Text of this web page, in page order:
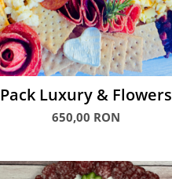
Pack Luxury & Flowers
650,00 RON